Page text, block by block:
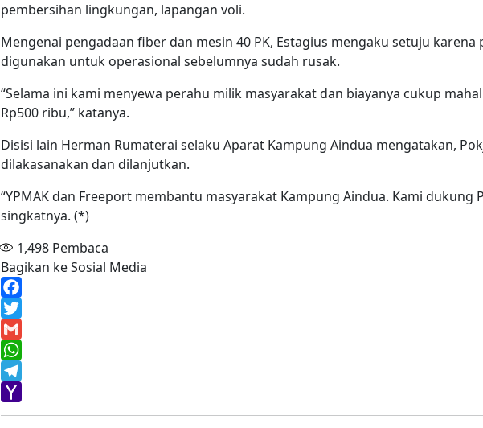
pembersihan lingkungan, lapangan voli.
Mengenai pengadaan fiber dan mesin 40 PK, Estagius mengaku setuju karena
digunakan untuk operasional sebelumnya sudah rusak.
“Selama ini kami menyewa perahu milik masyarakat dan biayanya cukup
Rp500 ribu,” katanya.
Disisi lain Herman Rumaterai selaku Aparat Kampung Aindua mengatakan,
dilakasanakan dan dilanjutkan.
“YPMAK dan Freeport membantu masyarakat Kampung Aindua. Kami dukung
singkatnya. (*)
1,498 Pembaca
Bagikan ke Sosial Media
Facebook
Twitter
Gmail
WhatsApp
Telegram
Yahoo